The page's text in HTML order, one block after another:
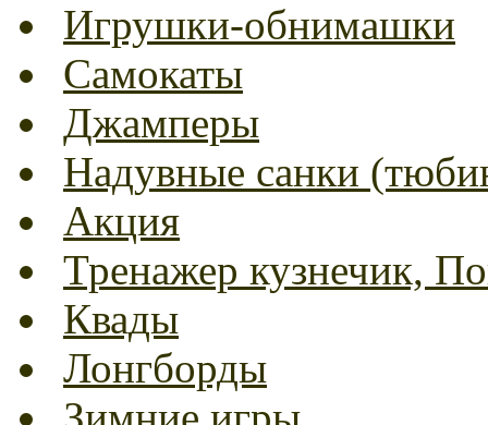
Игрушки-обнимашки
Самокаты
Джамперы
Надувные санки
Акция
Тренажер кузнечик,
Квады
Лонгборды